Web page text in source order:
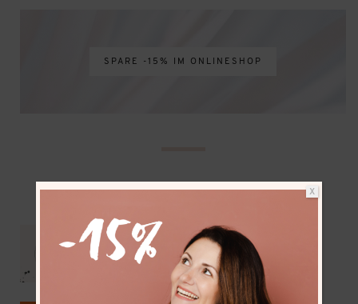
SPARE -15% IM ONLINESHOP
Mit dem Wohnmobil bis zum Nordkap –
Vorbereitungen & Reiseroute
X